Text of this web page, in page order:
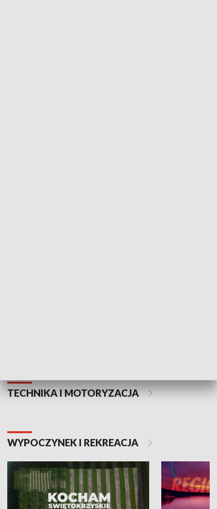
TECHNIKA I MOTORYZACJA
WYPOCZYNEK I REKREACJA